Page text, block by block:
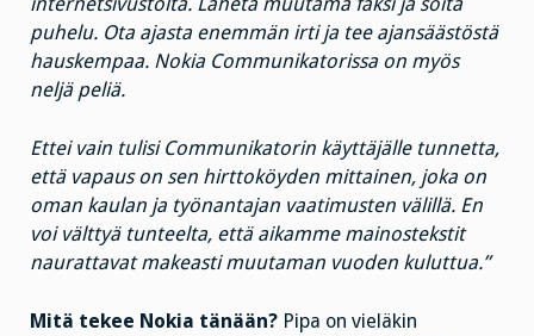
internetsivustolta. Lähetä muutama faksi ja soita
puhelu. Ota ajasta enemmän irti ja tee ajansäästöstä
hauskempaa. Nokia Communikatorissa on myös
neljä peliä.
Ettei vain tulisi Communikatorin käyttäjälle tunnetta,
että vapaus on sen hirttoköyden mittainen, joka on
oman kaulan ja työnantajan vaatimusten välillä. En
voi välttyä tunteelta, että aikamme mainostekstit
naurattavat makeasti muutaman vuoden kuluttua.”
Mitä tekee Nokia tänään? Pipa on vieläkin